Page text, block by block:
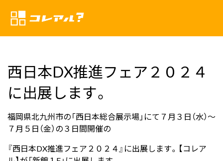
西日本DX推進フェア２０２４
に出展します。
福岡県北九州市の「西日本総合展示場」にて７月３日（水）～
７月５日（金）の３日間開催の
『西日本DX推進フェア２０２４』に出展します。【コレア